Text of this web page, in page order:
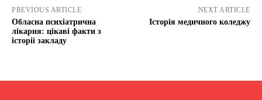
PREVIOUS ARTICLE
Обласна психіатрична
лікарня: цікаві факти з
історії закладу
NEXT ARTICLE
Історія медичного коледжу